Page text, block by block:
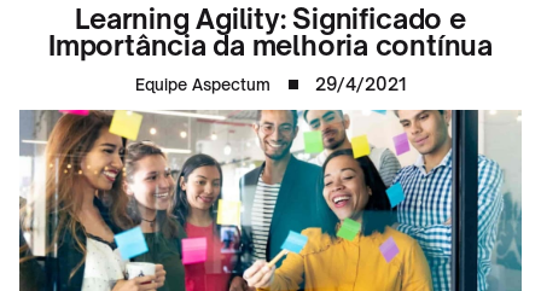
Learning Agility: Significado e
Importância da melhoria contínua
Equipe Aspectum 29/4/2021